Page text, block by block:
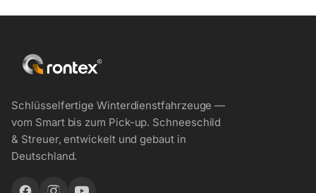
Schlüsselfertige Winterdienstfahrzeuge —
vom Smart bis zum Pick-up. Schneeschild
& Streuer, entwickelt und gebaut in
Deutschland.